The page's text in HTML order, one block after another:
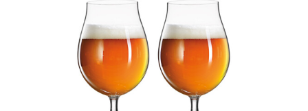
Koti & Sisustus
Lelut, Lapsi & Vauva
Tuotemerkkejä